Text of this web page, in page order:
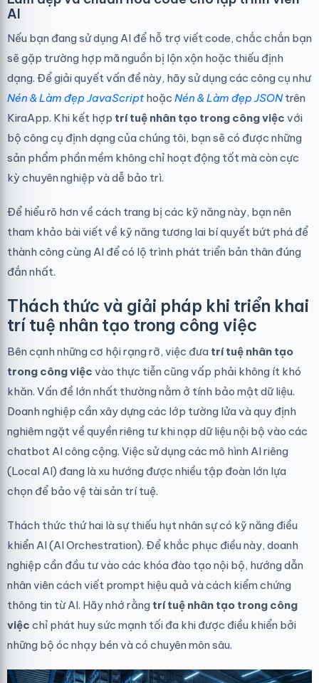
AI
Nếu bạn đang sử dụng AI để hỗ trợ viết code, chắc chắn bạn
sẽ gặp trường hợp mã nguồn bị lộn xộn hoặc thiếu định
dạng. Để giải quyết vấn đề này, hãy sử dụng các công cụ như
Nén & Làm đẹp JavaScript hoặc Nén & Làm đẹp JSONtrên
KiraApp. Khi kết hợp trí tuệ nhân tạo trong công việc với
bộ công cụ định dạng của chúng tôi, bạn sẽ có được những
sản phẩm phần mềm không chỉ hoạt động tốt mà còn cực
kỳ chuyên nghiệp và dễ bảo trì.
Để hiểu rõ hơn về cách trang bị các kỹ năng này, bạn nên
tham khảo bài viết về kỹ năng tương lai bí quyết bứt phá để
thành công cùng AI để có lộ trình phát triển bản thân đúng
đắn nhất.
Thách thức và giải pháp khi triển khai
trí tuệ nhân tạo trong công việc
Bên cạnh những cơ hội rạng rỡ, việc đưa trí tuệ nhân tạo
trong công việc vào thực tiễn cũng vấp phải không ít khó
khăn. Vấn đề lớn nhất thường nằm ở tính bảo mật dữ liệu.
Doanh nghiệp cần xây dựng các lớp tường lửa và quy định
nghiêm ngặt về quyền riêng tư khi nạp dữ liệu nội bộ vào các
chatbot AI công cộng. Việc sử dụng các mô hình AI riêng
(Local AI) đang là xu hướng được nhiều tập đoàn lớn lựa
chọn để bảo vệ tài sản trí tuệ.
Thách thức thứ hai là sự thiếu hụt nhân sự có kỹ năng điều
khiển AI (AI Orchestration). Để khắc phục điều này, doanh
nghiệp cần đầu tư vào các khóa đào tạo nội bộ, hướng dẫn
nhân viên cách viết prompt hiệu quả và cách kiểm chứng
thông tin từ AI. Hãy nhớ rằng trí tuệ nhân tạo trong công
việc chỉ phát huy sức mạnh tối đa khi được điều khiển bởi
những bộ óc nhạy bén và có chuyên môn sâu.